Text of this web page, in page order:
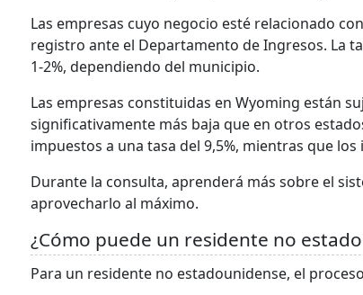
Las empresas cuyo negocio esté relacionado
registro ante el Departamento de Ingresos. La
1-2%, dependiendo del municipio.
Las empresas constituidas en Wyoming están
significativamente más baja que en otros
impuestos a una tasa del 9,5%, mientras que
Durante la consulta, aprenderá más sobre el
aprovecharlo al máximo.
¿Cómo puede un residente no
Para un residente no estadounidense, el